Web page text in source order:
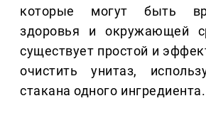
которые могут быть
здоровья и окружающей
существует простой и
очистить унитаз,
стакана одного ингредиента.